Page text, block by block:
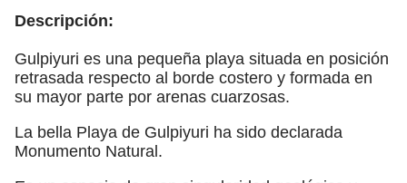
Descripción:
Gulpiyuri es una pequeña playa situada en posición
retrasada respecto al borde costero y formada en
su mayor parte por arenas cuarzosas.
La bella Playa de Gulpiyuri ha sido declarada
Monumento Natural.